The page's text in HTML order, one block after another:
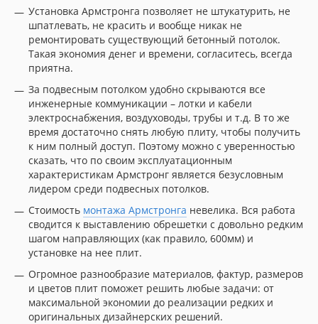
Установка Армстронга позволяет не штукатурить, не
шпатлевать, не красить и вообще никак не
ремонтировать существующий бетонный потолок.
Такая экономия денег и времени, согласитесь, всегда
приятна.
За подвесным потолком удобно скрываются все
инженерные коммуникации – лотки и кабели
электроснабжения, воздуховоды, трубы и т.д. В то же
время достаточно снять любую плиту, чтобы получить
к ним полный доступ. Поэтому можно с уверенностью
сказать, что по своим эксплуатационным
характеристикам Армстронг является безусловным
лидером среди подвесных потолков.
Стоимость монтажа Армстронга невелика. Вся работа
сводится к выставлению обрешетки с довольно редким
шагом направляющих (как правило, 600мм) и
установке на нее плит.
Огромное разнообразие материалов, фактур, размеров
и цветов плит поможет решить любые задачи: от
максимальной экономии до реализации редких и
оригинальных дизайнерских решений.